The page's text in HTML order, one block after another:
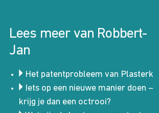
Lees meer van Robbert-
Jan
Het patentprobleem van Plasterk
Iets op een nieuwe manier doen –
krijg je dan een octrooi?